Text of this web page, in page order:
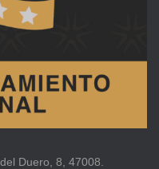
Duero, 8, 47008.